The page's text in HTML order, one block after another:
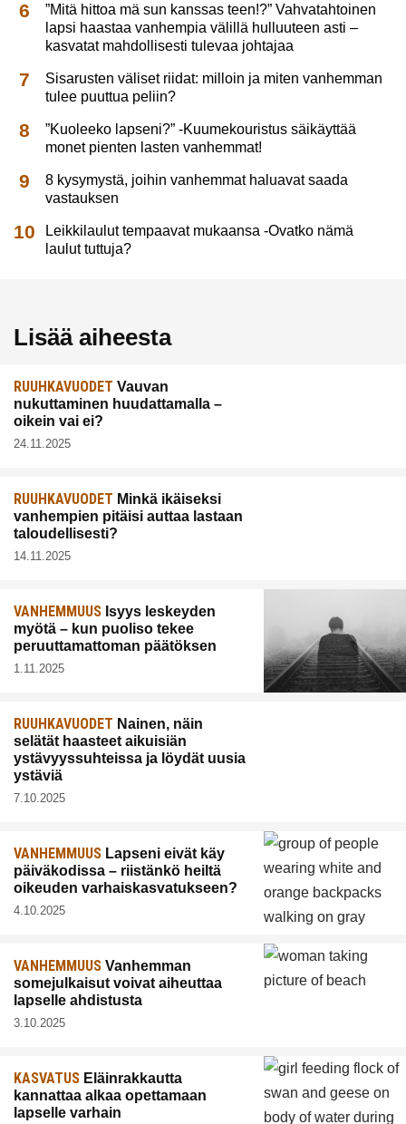
”Mitä hittoa mä sun kanssas teen!?” Vahvatahtoinen
lapsi haastaa vanhempia välillä hulluuteen asti –
kasvatat mahdollisesti tulevaa johtajaa
Sisarusten väliset riidat: milloin ja miten vanhemman
tulee puuttua peliin?
”Kuoleeko lapseni?” -Kuumekouristus säikäyttää
monet pienten lasten vanhemmat!
8 kysymystä, joihin vanhemmat haluavat saada
vastauksen
Leikkilaulut tempaavat mukaansa -Ovatko nämä
laulut tuttuja?
Lisää aiheesta
RUUHKAVUODET Vauvan
nukuttaminen huudattamalla –
oikein vai ei?
24.11.2025
RUUHKAVUODET Minkä ikäiseksi
vanhempien pitäisi auttaa lastaan
taloudellisesti?
14.11.2025
VANHEMMUUS Isyys leskeyden
myötä – kun puoliso tekee
peruuttamattoman päätöksen
1.11.2025
RUUHKAVUODET Nainen, näin
selätät haasteet aikuisiän
ystävyyssuhteissa ja löydät uusia
ystäviä
7.10.2025
VANHEMMUUS Lapseni eivät käy
päiväkodissa – riistänkö heiltä
oikeuden varhaiskasvatukseen?
4.10.2025
VANHEMMUUS Vanhemman
somejulkaisut voivat aiheuttaa
lapselle ahdistusta
3.10.2025
KASVATUS Eläinrakkautta
kannattaa alkaa opettamaan
lapselle varhain